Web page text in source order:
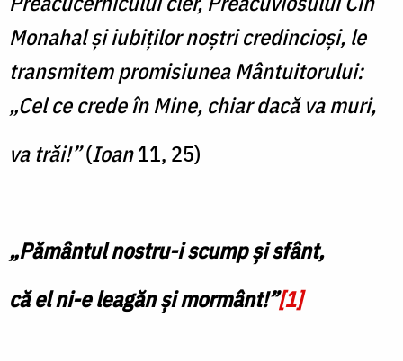
Monahal şi iubiților noştri credincioși, le
transmitem promisiunea Mântuitorului:
„Cel ce crede în Mine, chiar dacă va muri,
va trăi!”(Ioan11, 25)
„Pământul nostru-i scump și sfânt,
că el ni-e leagăn și mormânt!”[1]